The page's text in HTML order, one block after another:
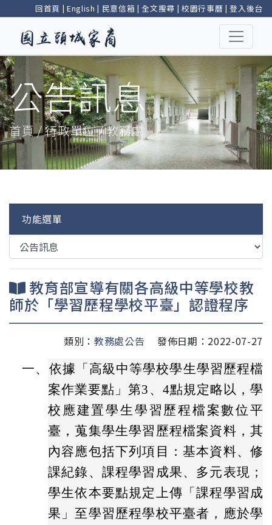
回首頁 | English | 民意信箱 |全文搜尋 | 校園行事曆 |登入後台
公告訊息
首頁 / 行政單位 / 教務處
功能選單
教育部宣導有關各高級中等學校教
師於「學習歷程學校平臺」認證程序
類別： 教務處公告
發佈日期：2022-07-27
一、 依據「高級中等學校學生學習歷程檔
案作業要點」第3、4點規定略以，學
校應建置學生學習歷程檔案數位平
臺，蒐集學生學習歷程檔案資料，其
內容應包括下列項目：基本資料、修
課紀錄、課程學習成果、多元表現；
學生依本要點規定上傳「課程學習成
果」至學習歷程學校平臺者，應於學